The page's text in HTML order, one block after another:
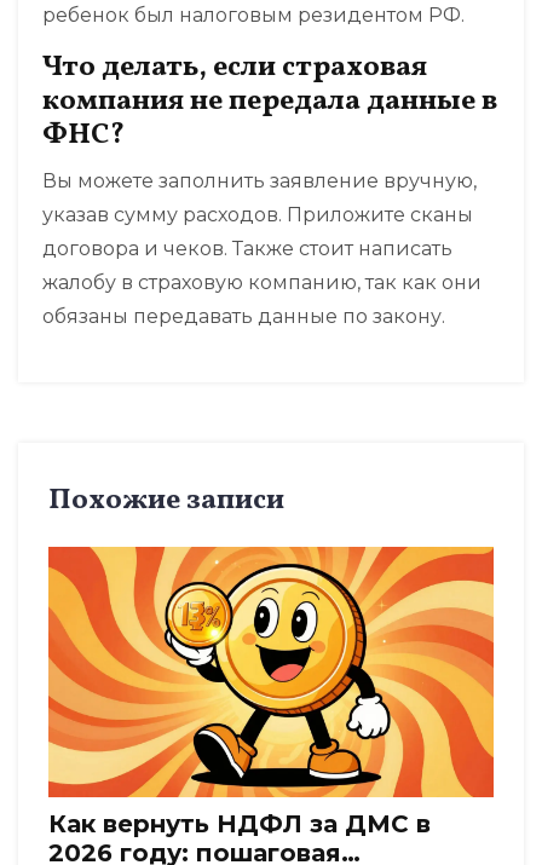
ребенок был налоговым резидентом РФ.
Что делать, если страховая
компания не передала данные в
ФНС?
Вы можете заполнить заявление вручную,
указав сумму расходов. Приложите сканы
договора и чеков. Также стоит написать
жалобу в страховую компанию, так как они
обязаны передавать данные по закону.
Похожие записи
Как вернуть НДФЛ за ДМС в
2026 году: пошаговая